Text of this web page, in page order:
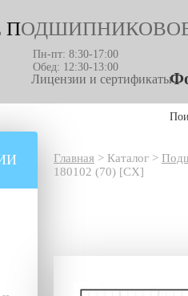
П
Пн-пт: 8:30-17:00
Обед: 12:30-13:00
Лицензии и сертификаты
Главная > Каталог >
180102 (70) [CX]